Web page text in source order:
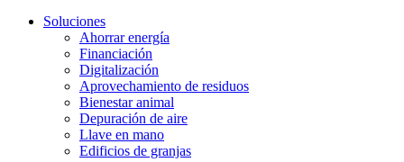
Soluciones
Ahorrar energía
Financiación
Digitalización
Aprovechamiento de residuos
Bienestar animal
Depuración de aire
Llave en mano
Edificios de granjas